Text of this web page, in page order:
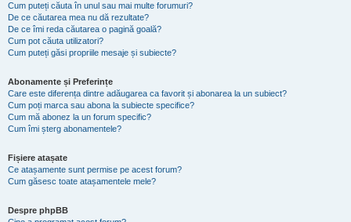
Cum puteți căuta în unul sau mai multe forumuri?
De ce căutarea mea nu dă rezultate?
De ce îmi reda căutarea o pagină goală?
Cum pot căuta utilizatori?
Cum puteți găsi propriile mesaje și subiecte?
Abonamente și Preferințe
Care este diferența dintre adăugarea ca favorit și abonarea la un subiect?
Cum poți marca sau abona la subiecte specifice?
Cum mă abonez la un forum specific?
Cum îmi șterg abonamentele?
Fișiere atașate
Ce atașamente sunt permise pe acest forum?
Cum găsesc toate atașamentele mele?
Despre phpBB